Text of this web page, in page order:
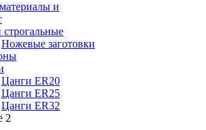
и
Ножевые заготовки
Цанги ER20
Цанги ER25
Цанги ER32
2